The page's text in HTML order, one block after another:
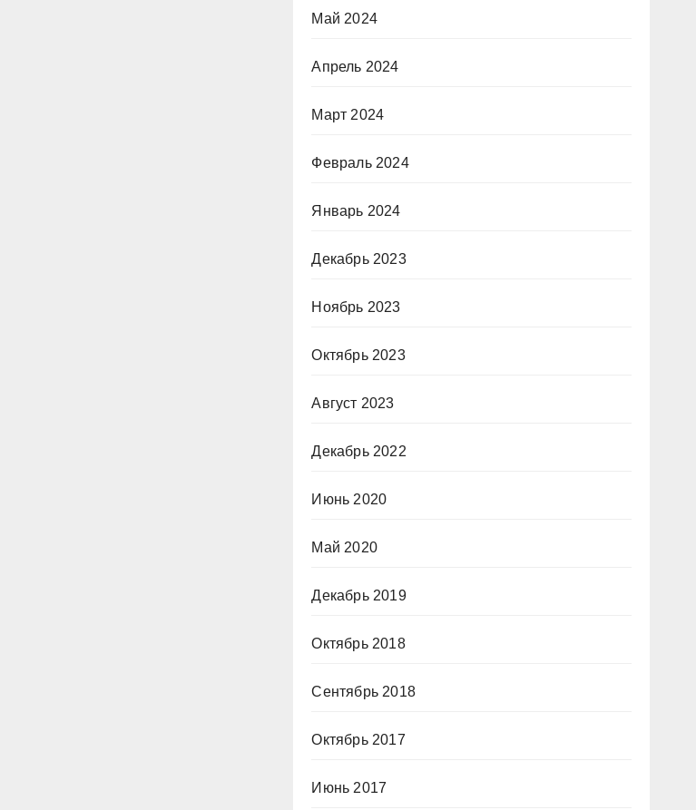
Май 2024
Апрель 2024
Март 2024
Февраль 2024
Январь 2024
Декабрь 2023
Ноябрь 2023
Октябрь 2023
Август 2023
Декабрь 2022
Июнь 2020
Май 2020
Декабрь 2019
Октябрь 2018
Сентябрь 2018
Октябрь 2017
Июнь 2017